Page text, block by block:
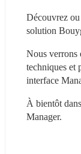
Découvrez
solution
Nous verrons
techniques et
interface
À bientôt
Manager.